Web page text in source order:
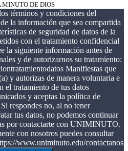
DE DIOS
términos y condiciones del
la información que sea compartida
de seguridad de datos de la
con el tratamiento confidencial
la siguiente información antes de
y de autorizarnos su tratamiento:
Manifiestas que
y autorizas de manera voluntaria e
tratamiento de tus datos
y aceptas la política de
respondes no, al no tener
tus datos, no podemos continuar
por contactarte con UNIMINUTO.
con nosotros puedes consultar
www.uniminuto.edu/contactanos